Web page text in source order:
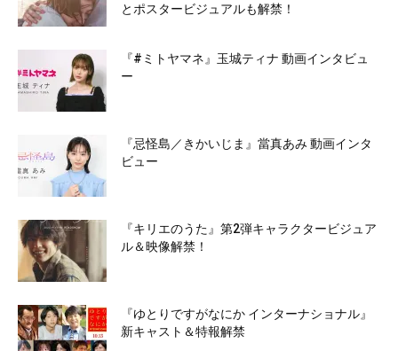
とポスタービジュアルも解禁！
『#ミトヤマネ』玉城ティナ 動画インタビュ
ー
『忌怪島／きかいじま』當真あみ 動画インタ
ビュー
『キリエのうた』第2弾キャラクタービジュア
ル＆映像解禁！
『ゆとりですがなにか インターナショナル』
新キャスト＆特報解禁